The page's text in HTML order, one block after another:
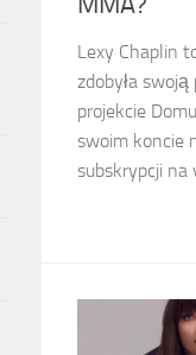
Lexy Chaplin
zdobyła
projekcie
swoim koncie
subskrypcji na